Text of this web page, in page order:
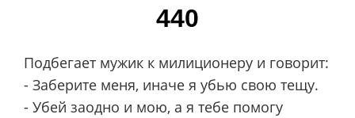
440
Подбегает мужик к милиционеру и говорит:
- Заберите меня, иначе я убью свою тещу.
- Убей заодно и мою, а я тебе помогу